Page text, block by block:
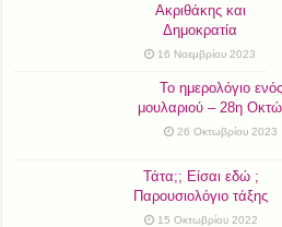
Ακριθάκης και
Δημοκρατία
16 Νοεμβρίου 2023
Το ημερολόγιο ενός
μουλαριού – 28η
26 Οκτωβρίου 2023
Τάτα;; Είσαι εδώ ;
Παρουσιολόγιο τάξης
15 Οκτωβρίου 2022